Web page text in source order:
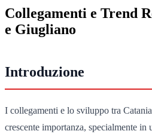
Collegamenti e Trend
e Giugliano
Introduzione
I collegamenti e lo sviluppo tra
crescente importanza, specialmente